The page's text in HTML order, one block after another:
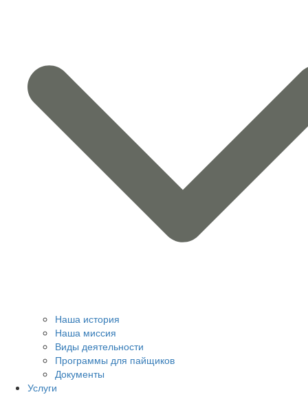
Наша история
Наша миссия
Виды деятельности
Программы для пайщиков
Документы
Услуги